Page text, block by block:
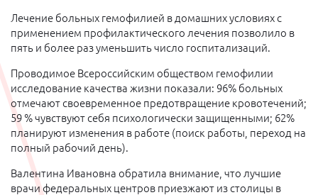
Лечение больных гемофилией в домашних условиях с
применением профилактического лечения позволило в
пять и более раз уменьшить число госпитализаций.
Проводимое Всероссийским обществом гемофилии
исследование качества жизни показали: 96% больных
отмечают своевременное предотвращение кровотечений;
59 % чувствуют себя психологически защищенными; 62%
планируют изменения в работе (поиск работы, переход на
полный рабочий день).
Валентина Ивановна обратила внимание, что лучшие
врачи федеральных центров приезжают из столицы в